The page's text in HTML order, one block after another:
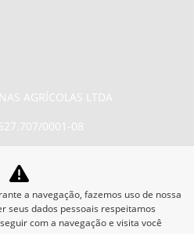
AGRÍCOLAS LTDA
0001-08
o outro salva
a navegação, fazemos uso de nossa
seus dados pessoais respeitamos
com a navegação e visita você